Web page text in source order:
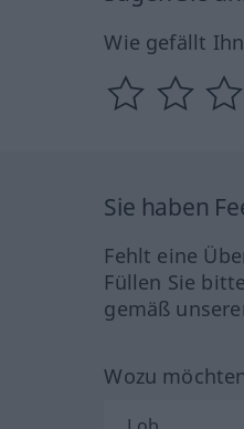
Wie gefällt
Sie haben
Fehlt eine
Füllen Sie
gemäß
Wozu